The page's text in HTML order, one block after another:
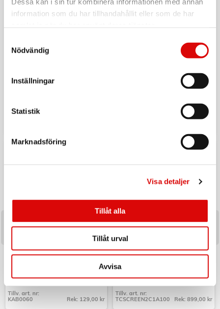
information som du har tillhandahållit eller som de har
Nödvändig
Inställningar
Statistik
Marknadsföring
Visa detaljer
Tillåt alla
Tillåt urval
Avvisa
Ladda upp inför hösten med ett handplockat sortiment av
produkter utvalda för säsongens efterfrågan och
LOGILINK
Cable box - Kabelgömma Small
Art nr:
Tillv. art. nr:
KAB0060
Rek: 129,00 kr
CELLY
Laddare 100W PD/QC med
display
Art nr:
Tillv. art. nr:
TCSCREEN2C1A100
Rek: 899,00 kr